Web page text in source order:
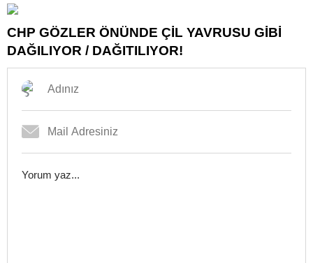
CHP GÖZLER ÖNÜNDE ÇİL YAVRUSU GİBİ
DAĞILIYOR / DAĞITILIYOR!